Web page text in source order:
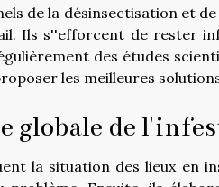
de la désinsectisation et
Ils s''efforcent de rester
des études
les meilleures
globale de
la situation des lieux en